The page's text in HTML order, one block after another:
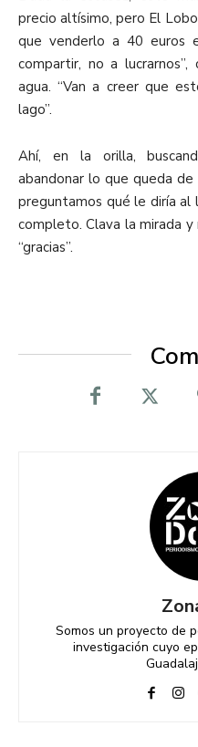
precio altísimo, pero El
que venderlo a 40 euros
compartir, no a
agua. “Van a creer que
lago”.
Ahí, en la orilla,
abandonar lo que queda
preguntamos qué le diría al
completo. Clava la mirada
“gracias”.
Somos un proyecto de
investigación cuyo